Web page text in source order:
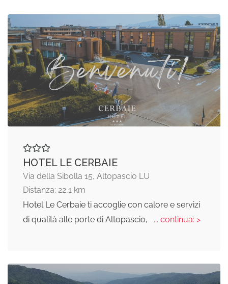
HOTEL LE CERBAIE
Via della Sibolla 15, Altopascio LU
Distanza: 22,1 km
Hotel Le Cerbaie ti accoglie con calore e servizi
di qualità alle porte di Altopascio,
... continua: >